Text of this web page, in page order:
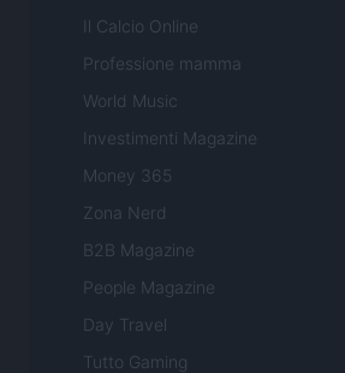
Il Calcio Online
Professione mamma
World Music
Investimenti Magazine
Money 365
Zona Nerd
B2B Magazine
People Magazine
Day Travel
Tutto Gaming